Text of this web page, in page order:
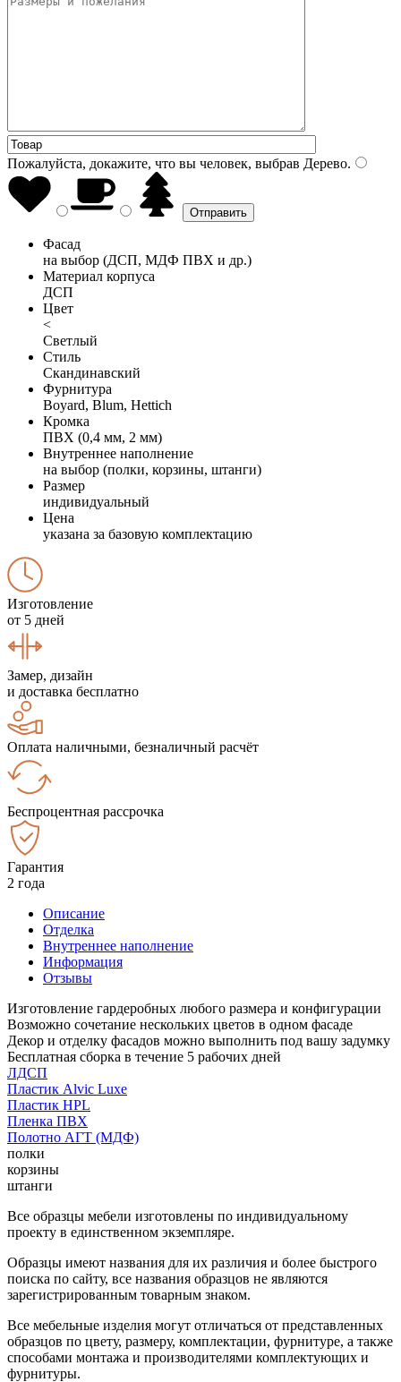
Пожалуйста, докажите, что вы человек, выбрав Дерево.
Фасад
на выбор (ДСП, МДФ ПВХ и др.)
Материал корпуса
ДСП
Цвет
<
Светлый
Стиль
Скандинавский
Фурнитура
Boyard, Blum, Hettich
Кромка
ПВХ (0,4 мм, 2 мм)
Внутреннее наполнение
на выбор (полки, корзины, штанги)
Размер
индивидуальный
Цена
указана за базовую комплектацию
Изготовление
от 5 дней
Замер, дизайн
и доставка бесплатно
Оплата наличными, безналичный расчёт
Беспроцентная рассрочка
Гарантия
2 года
Описание
Отделка
Внутреннее наполнение
Информация
Отзывы
Изготовление гардеробных любого размера и конфигурации
Возможно сочетание нескольких цветов в одном фасаде
Декор и отделку фасадов можно выполнить под вашу задумку
Бесплатная сборка в течение 5 рабочих дней
ЛДСП
Пластик Alvic Luxe
Пластик HPL
Пленка ПВХ
Полотно АГТ (МДФ)
полки
корзины
штанги
Все образцы мебели изготовлены по индивидуальному
проекту в единственном экземпляре.
Образцы имеют названия для их различия и более быстрого
поиска по сайту, все названия образцов не являются
зарегистрированным товарным знаком.
Все мебельные изделия могут отличаться от представленных
образцов по цвету, размеру, комплектации, фурнитуре, а также
способами монтажа и производителями комплектующих и
фурнитуры.